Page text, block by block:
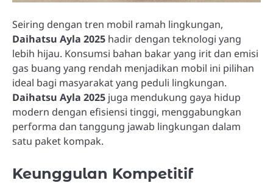
Seiring dengan tren mobil ramah lingkungan,
Daihatsu Ayla 2025 hadir dengan teknologi yang
lebih hijau. Konsumsi bahan bakar yang irit dan emisi
gas buang yang rendah menjadikan mobil ini pilihan
ideal bagi masyarakat yang peduli lingkungan.
Daihatsu Ayla 2025 juga mendukung gaya hidup
modern dengan efisiensi tinggi, menggabungkan
performa dan tanggung jawab lingkungan dalam
satu paket kompak.
Keunggulan Kompetitif